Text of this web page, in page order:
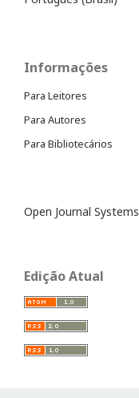
Informações
Para Leitores
Para Autores
Para Bibliotecários
Open Journal Systems
Edição Atual